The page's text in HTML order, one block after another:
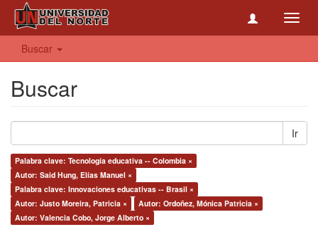
Buscar
Buscar
Ir
Palabra clave: Tecnología educativa -- Colombia ×
Autor: Said Hung, Elías Manuel ×
Palabra clave: Innovaciones educativas -- Brasil ×
Autor: Justo Moreira, Patricia ×
Autor: Ordoñez, Mónica Patricia ×
Autor: Valencia Cobo, Jorge Alberto ×